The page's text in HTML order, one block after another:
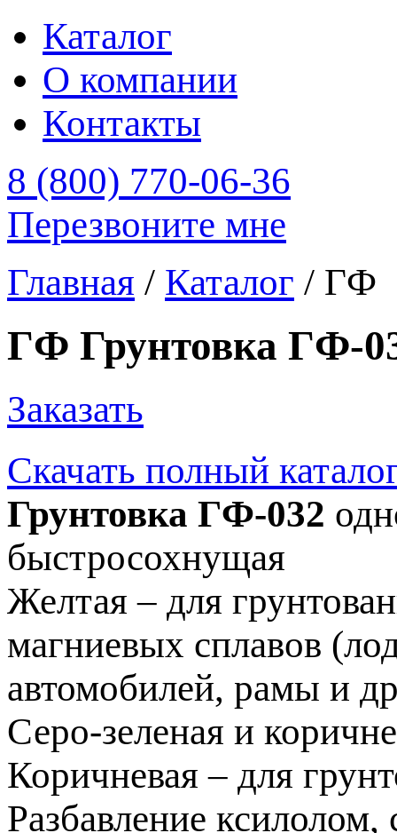
Каталог
О компании
Контакты
8 (800) 770-06-36
Перезвоните мне
Главная / Каталог / ГФ
ГФ Грунтовка ГФ-
Заказать
Скачать полный
Грунтовка ГФ-032
быстросохнущая
Желтая – для
магниевых сплавов
автомобилей, рамы и
Серо-зеленая и
Коричневая – для
Разбавление